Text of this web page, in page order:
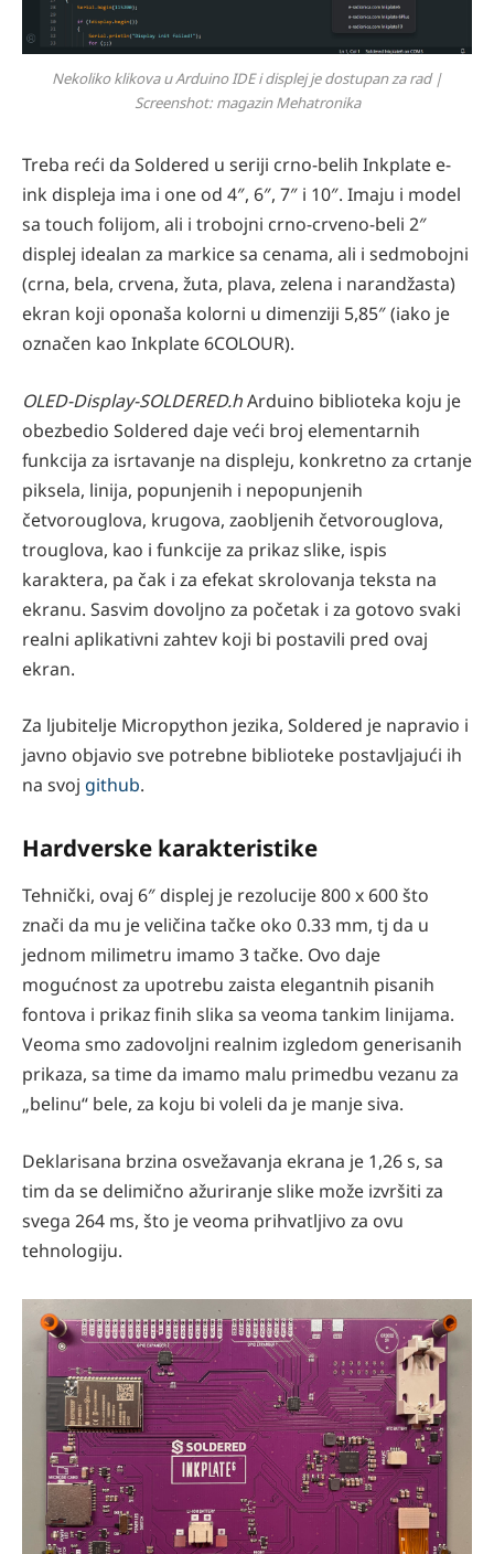
Nekoliko klikova u Arduino IDE i displej je dostupan za rad |
Screenshot: magazin Mehatronika
Treba reći da Soldered u seriji crno-belih Inkplate e-
ink displeja ima i one od 4″, 6″, 7″ i 10″. Imaju i model
sa touch folijom, ali i trobojni crno-crveno-beli 2″
displej idealan za markice sa cenama, ali i sedmobojni
(crna, bela, crvena, žuta, plava, zelena i narandžasta)
ekran koji oponaša kolorni u dimenziji 5,85″ (iako je
označen kao Inkplate 6COLOUR).
OLED-Display-SOLDERED.hArduino biblioteka koju je
obezbedio Soldered daje veći broj elementarnih
funkcija za isrtavanje na displeju, konkretno za crtanje
piksela, linija, popunjenih i nepopunjenih
četvorouglova, krugova, zaobljenih četvorouglova,
trouglova, kao i funkcije za prikaz slike, ispis
karaktera, pa čak i za efekat skrolovanja teksta na
ekranu. Sasvim dovoljno za početak i za gotovo svaki
realni aplikativni zahtev koji bi postavili pred ovaj
ekran.
Za ljubitelje Micropython jezika, Soldered je napravio i
javno objavio sve potrebne biblioteke postavljajući ih
na svoj github.
Hardverske karakteristike
Tehnički, ovaj 6″ displej je rezolucije 800 x 600 što
znači da mu je veličina tačke oko 0.33 mm, tj da u
jednom milimetru imamo 3 tačke. Ovo daje
mogućnost za upotrebu zaista elegantnih pisanih
fontova i prikaz finih slika sa veoma tankim linijama.
Veoma smo zadovoljni realnim izgledom generisanih
prikaza, sa time da imamo malu primedbu vezanu za
„belinu“ bele, za koju bi voleli da je manje siva.
Deklarisana brzina osvežavanja ekrana je 1,26 s, sa
tim da se delimično ažuriranje slike može izvršiti za
svega 264 ms, što je veoma prihvatljivo za ovu
tehnologiju.